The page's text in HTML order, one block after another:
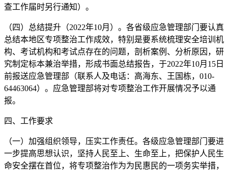
查工作届时另行通知）。
（四）总结提升（2022年10月）。各省级应急管理部门要认真
总结本地区专项整治工作成效，特别是要系统梳理安全培训机
构、考试机构和考试点存在的问题，剖析案例、分析原因，研
究制定标本兼治举措，形成书面总结报告，于2022年10月15日
前报送应急管理部（联系人及电话：高海东、王国栋，010-
64463064）。应急管理部将对专项整治工作开展情况予以通
报。
四、工作要求
（一）加强组织领导，压实工作责任。各级应急管理部门要进
一步提高思想认识，坚持人民至上、生命至上，把保护人民生
命安全摆在首位，将专项整治作为为民惠民的一项务实举措，